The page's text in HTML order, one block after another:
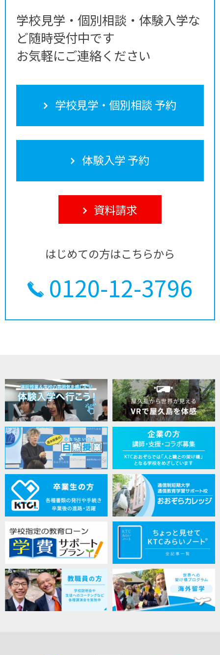
学校見学・個別相談・体験入学な
ど随時受付中です
お気軽にご連絡ください
学校見学・個別相談 予約
体験入学 予約
資料請求
はじめての方はこちらから
0120-12-3796